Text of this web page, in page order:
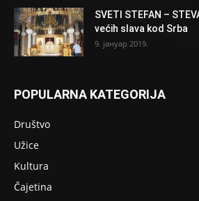
SVETI STEFAN –
većih slava kod Srba
9. јануар 2019.
POPULARNA KATEGORIJA
Društvo
Užice
Kultura
Čajetina